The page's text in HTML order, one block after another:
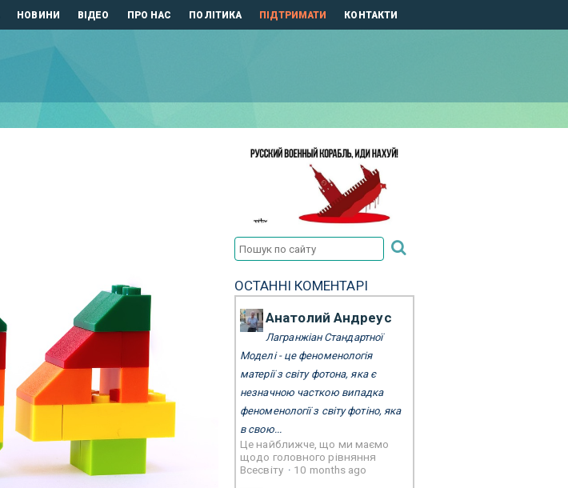
НОВИНИ ВІДЕО ПРО НАС ПОЛІТИКА ПІДТРИМАТИ КОНТАКТИ
ОСТАННІ КОМЕНТАРІ
Анатолий Андреус
Лагранжіан Стандартної
Моделі - це феноменологія
матерії з світу фотона, яка є
незначною часткою випадка
феноменології з світу фотіно, яка
в свою...
Це найближче, що ми маємо
щодо головного рівняння
Всесвіту · 10 months ago